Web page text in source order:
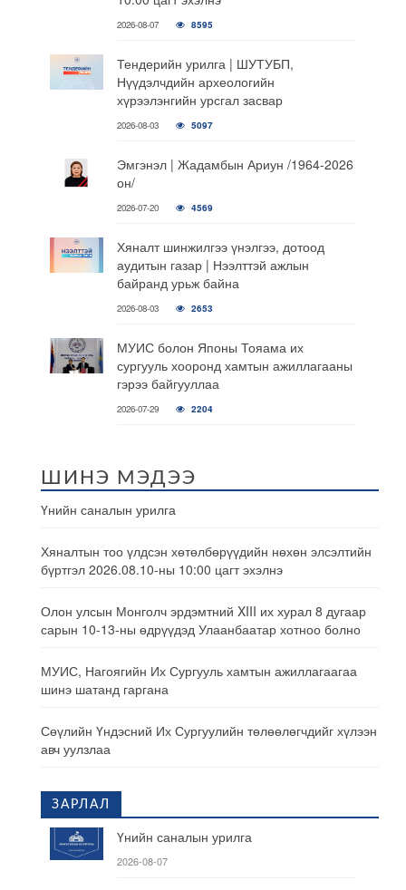
2026-08-07 8595
Тендерийн урилга | ШУТУБП,
Нүүдэлчдийн археологийн
хүрээлэнгийн урсгал засвар
2026-08-03 5097
Эмгэнэл | Жадамбын Ариун /1964-2026
он/
2026-07-20 4569
Хяналт шинжилгээ үнэлгээ, дотоод
аудитын газар | Нээлттэй ажлын
байранд урьж байна
2026-08-03 2653
МУИС болон Японы Тояама их
сургууль хооронд хамтын ажиллагааны
гэрээ байгууллаа
2026-07-29 2204
ШИНЭ МЭДЭЭ
Үнийн саналын урилга
Хяналтын тоо үлдсэн хөтөлбөрүүдийн нөхөн элсэлтийн
бүртгэл 2026.08.10-ны 10:00 цагт эхэлнэ
Олон улсын Монголч эрдэмтний XIII их хурал 8 дугаар
сарын 10-13-ны өдрүүдэд Улаанбаатар хотноо болно
МУИС, Нагоягийн Их Сургууль хамтын ажиллагаагаа
шинэ шатанд гаргана
Сөүлийн Үндэсний Их Сургуулийн төлөөлөгчдийг хүлээн
авч уулзлаа
ЗАРЛАЛ
Үнийн саналын урилга
2026-08-07